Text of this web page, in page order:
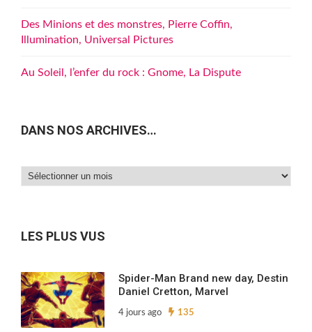
Des Minions et des monstres, Pierre Coffin,
Illumination, Universal Pictures
Au Soleil, l’enfer du rock : Gnome, La Dispute
DANS NOS ARCHIVES…
Dans
LES PLUS VUS
Spider-Man Brand new day, Destin
Daniel Cretton, Marvel
4 jours ago 135